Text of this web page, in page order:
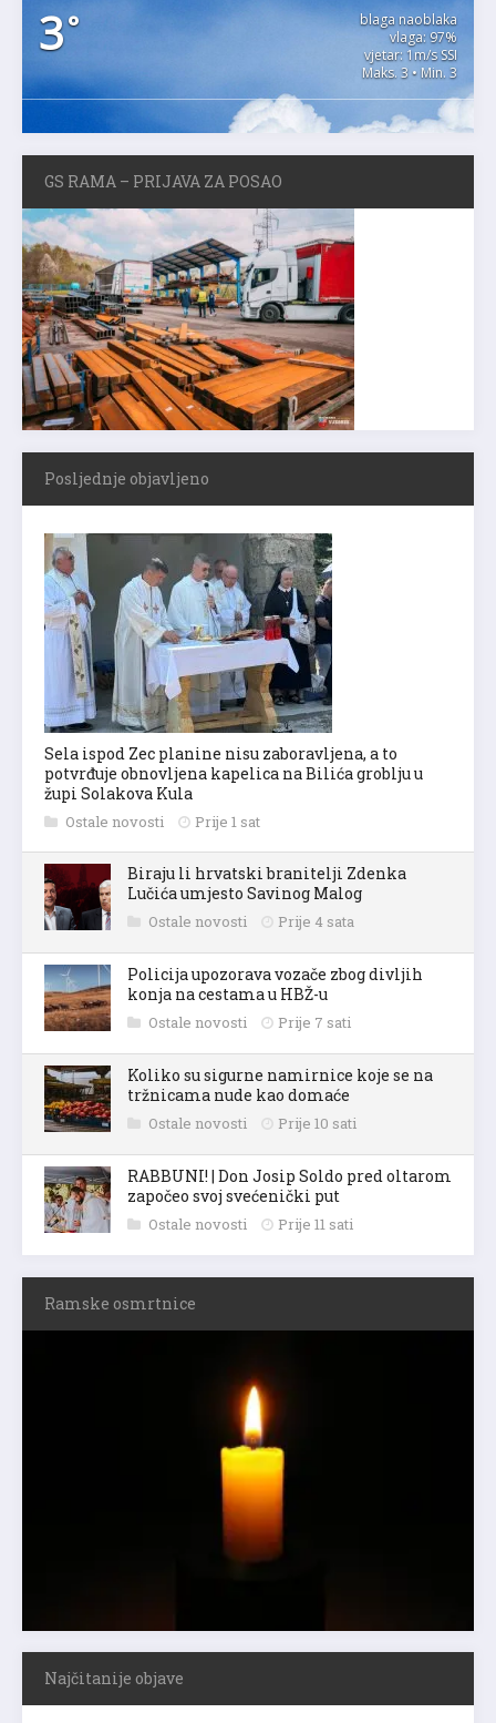
3°
blaga naoblaka
vlaga: 97%
vjetar: 1m/s SSI
Maks. 3 • Min. 3
GS RAMA – PRIJAVA ZA POSAO
Posljednje objavljeno
Sela ispod Zec planine nisu zaboravljena, a to
potvrđuje obnovljena kapelica na Bilića groblju u
župi Solakova Kula
Ostale novosti Prije 1 sat
Biraju li hrvatski branitelji Zdenka
Lučića umjesto Savinog Malog
Ostale novosti Prije 4 sata
Policija upozorava vozače zbog divljih
konja na cestama u HBŽ-u
Ostale novosti Prije 7 sati
Koliko su sigurne namirnice koje se na
tržnicama nude kao domaće
Ostale novosti Prije 10 sati
RABBUNI! | Don Josip Soldo pred oltarom
započeo svoj svećenički put
Ostale novosti Prije 11 sati
Ramske osmrtnice
Najčitanije objave